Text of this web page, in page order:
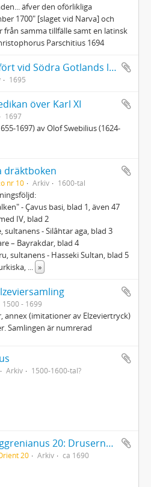
äfver den oförlikliga
1700" [slaget vid Narva] och
från samma tillfälle samt en latinsk
Parschitius 1694
Utdrag ur protokoll fört vid Södra Gotlands laga tingsrätt den 28 maj 1695 angående åtskilliga personer som förorsakat oljud och förargelse i Levide kyrka nästledne annandag påsk
1695
över Karl XI
1697
1697) av Olof Swebilius (1624-
dräktboken
nr 10 Arkiv 1600-tal
- Çavus basi, blad 1, även 47
IV, blad 2
sultanens - Silâhtar aga, blad 3
– Bayrakdar, blad 4
sultanens - Hasseki Sultan, blad 5
»
1500 - 1699
annex (imitationer av Elzeviertryck)
Samlingen är numrerad
Arkiv 1500-1600-tal?
Codex Berggrenianus 20: Drusernas på Libanon heliga bok
20 Arkiv ca 1690